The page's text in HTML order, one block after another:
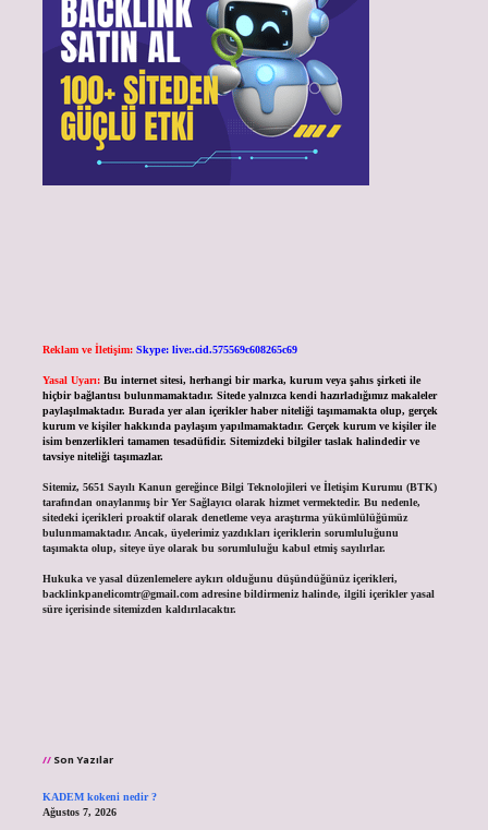
Reklam ve İletişim: Skype: live:.cid.575569c608265c69
Yasal Uyarı: Bu internet sitesi, herhangi bir marka, kurum veya şahıs şirketi ile
hiçbir bağlantısı bulunmamaktadır. Sitede yalnızca kendi hazırladığımız makaleler
paylaşılmaktadır. Burada yer alan içerikler haber niteliği taşımamakta olup, gerçek
kurum ve kişiler hakkında paylaşım yapılmamaktadır. Gerçek kurum ve kişiler ile
isim benzerlikleri tamamen tesadüfidir. Sitemizdeki bilgiler taslak halindedir ve
tavsiye niteliği taşımazlar.
Sitemiz, 5651 Sayılı Kanun gereğince Bilgi Teknolojileri ve İletişim Kurumu (BTK)
tarafından onaylanmış bir Yer Sağlayıcı olarak hizmet vermektedir. Bu nedenle,
sitedeki içerikleri proaktif olarak denetleme veya araştırma yükümlülüğümüz
bulunmamaktadır. Ancak, üyelerimiz yazdıkları içeriklerin sorumluluğunu
taşımakta olup, siteye üye olarak bu sorumluluğu kabul etmiş sayılırlar.
Hukuka ve yasal düzenlemelere aykırı olduğunu düşündüğünüz içerikleri,
backlinkpanelicomtr@gmail.comadresine bildirmeniz halinde, ilgili içerikler yasal
süre içerisinde sitemizden kaldırılacaktır.
Son Yazılar
KADEM kokeni nedir ?
Ağustos 7, 2026